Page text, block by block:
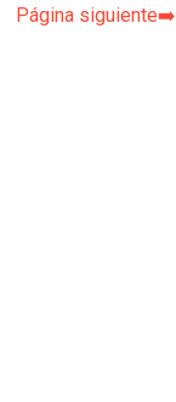
Página siguiente➡️